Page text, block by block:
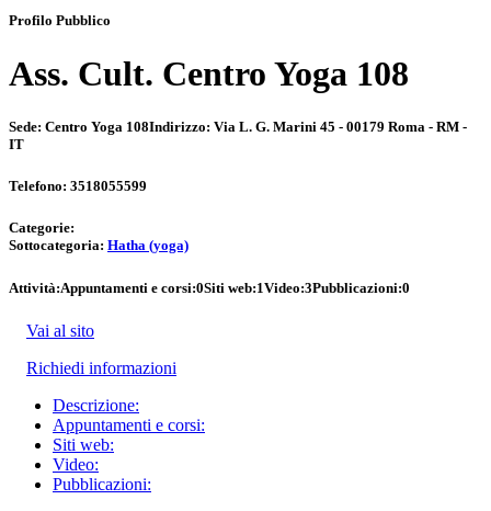
Profilo Pubblico
Ass. Cult. Centro Yoga 108
Sede: Centro Yoga 108Indirizzo: Via L. G. Marini 45 - 00179 Roma - RM -
IT
Telefono: 3518055599
Categorie:
Sottocategoria: Hatha (yoga)
Attività:Appuntamenti e corsi:0Siti web:1Video:3Pubblicazioni:0
Vai al sito
Richiedi informazioni
Descrizione:
Appuntamenti e corsi:
Siti web:
Video:
Pubblicazioni: